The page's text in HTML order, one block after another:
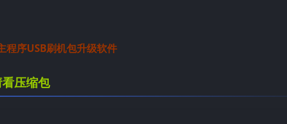
程序USB刷机包升级软件
压缩包